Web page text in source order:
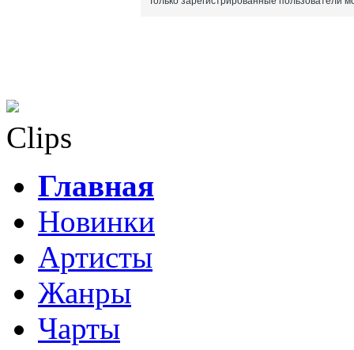
Clips
Главная
Новинки
Артисты
Жанры
Чарты